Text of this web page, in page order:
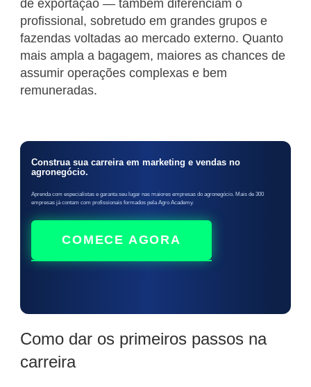
de exportação — também diferenciam o
profissional, sobretudo em grandes grupos e
fazendas voltadas ao mercado externo. Quanto
mais ampla a bagagem, maiores as chances de
assumir operações complexas e bem
remuneradas.
Construa sua carreira em marketing e vendas no
agronegócio.
Aprenda com especialistas e garanta seu lugar nas maiores empresas do agronegócio. Mais de 300
empresas já contam com profissionais formados pela Agro Academy.
COMECE AGORA
Como dar os primeiros passos na
carreira